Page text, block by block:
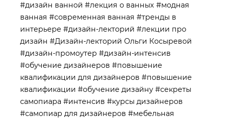
#дизайн ванной #лекция о ванных #модная
ванная #современная ванная #тренды в
интерьере #дизайн-лекторий #лекции про
дизайн #Дизайн-лекторий Ольги Косыревой
#дизайн-промоутер #дизайн-интенсив
#обучение дизайнеров #повышение
квалификации для дизайнеров #повышение
квалификации #обучение дизайну #секреты
самопиара #интенсив #курсы дизайнеров
#самопиар для дизайнеров #мебельная